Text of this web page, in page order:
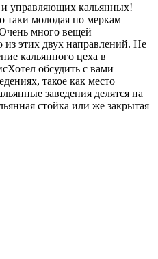
и управляющих кальянных!
таки молодая по меркам
много вещей
из этих двух направлений. Не
кальянного цеха в
обсудить с вами
такое как место
заведения делятся на
стойка или же закрытая